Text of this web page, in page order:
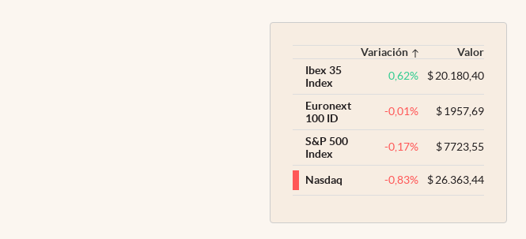
Variación
Valor
Ibex 35
Index
0,62% $20.180,40
Euronext
100 ID
-0,01% $1957,69
S&P 500
Index
-0,17% $7723,55
Nasdaq -0,83% $26.363,44